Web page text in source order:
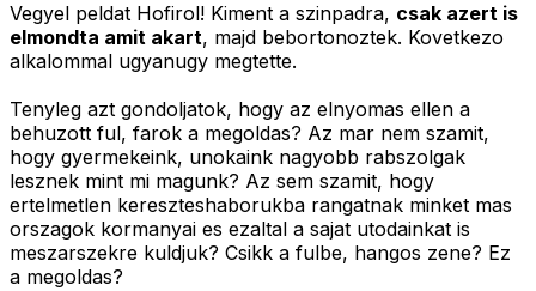
Vegyel peldat Hofirol! Kiment a szinpadra, csak azert is
elmondta amit akart, majd bebortonoztek. Kovetkezo
alkalommal ugyanugy megtette.
Tenyleg azt gondoljatok, hogy az elnyomas ellen a
behuzott ful, farok a megoldas? Az mar nem szamit,
hogy gyermekeink, unokaink nagyobb rabszolgak
lesznek mint mi magunk? Az sem szamit, hogy
ertelmetlen kereszteshaborukba rangatnak minket mas
orszagok kormanyai es ezaltal a sajat utodainkat is
meszarszekre kuldjuk? Csikk a fulbe, hangos zene? Ez
a megoldas?